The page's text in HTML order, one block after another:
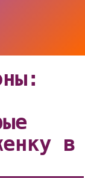
в